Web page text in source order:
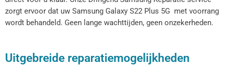
zorgt ervoor dat uw Samsung Galaxy S22 Plus 5G met voorrang
wordt behandeld. Geen lange wachttijden, geen onzekerheden.
Uitgebreide reparatiemogelijkheden